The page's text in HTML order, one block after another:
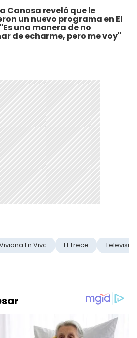
Canosa reveló que le
un nuevo programa en El
una manera de no
de echarme, pero me voy"
Viviana En Vivo El Trece Television